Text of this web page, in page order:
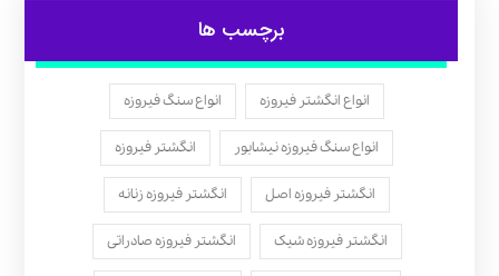
برچسب ها
انواع انگشتر فیروزه انواع سنگ فیروزه
انواع سنگ فیروزه نیشابور انگشتر فیروزه
انگشتر فیروزه اصل انگشتر فیروزه زنانه
انگشتر فیروزه شیک انگشتر فیروزه صادراتی